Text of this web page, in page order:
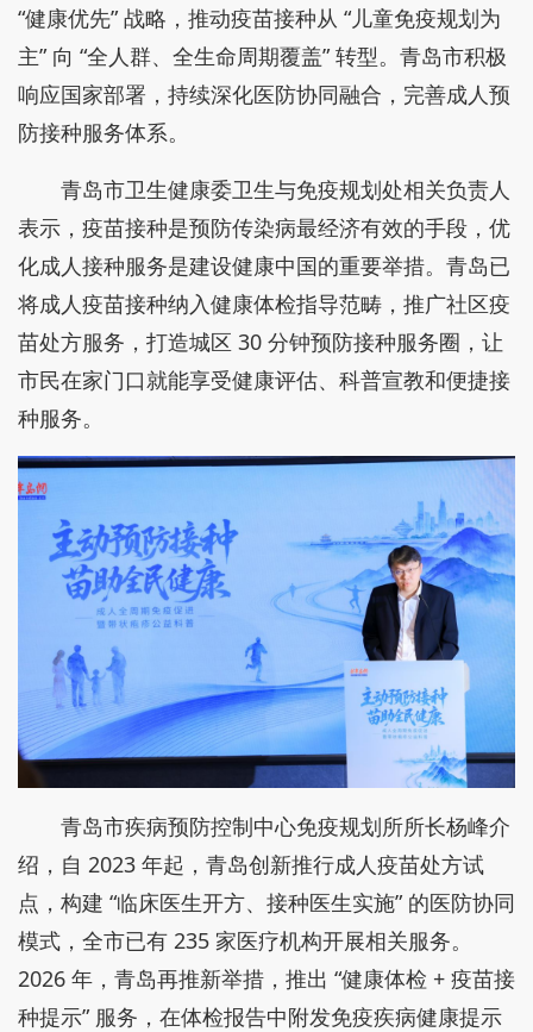
“健康优先” 战略，推动疫苗接种从 “儿童免疫规划为
主” 向 “全人群、全生命周期覆盖” 转型。青岛市积极
响应国家部署，持续深化医防协同融合，完善成人预
防接种服务体系。
青岛市卫生健康委卫生与免疫规划处相关负责人
表示，疫苗接种是预防传染病最经济有效的手段，优
化成人接种服务是建设健康中国的重要举措。青岛已
将成人疫苗接种纳入健康体检指导范畴，推广社区疫
苗处方服务，打造城区 30 分钟预防接种服务圈，让
市民在家门口就能享受健康评估、科普宣教和便捷接
种服务。
青岛市疾病预防控制中心免疫规划所所长杨峰介
绍，自 2023 年起，青岛创新推行成人疫苗处方试
点，构建 “临床医生开方、接种医生实施” 的医防协同
模式，全市已有 235 家医疗机构开展相关服务。
2026 年，青岛再推新举措，推出 “健康体检 + 疫苗接
种提示” 服务，在体检报告中附发免疫疾病健康提示